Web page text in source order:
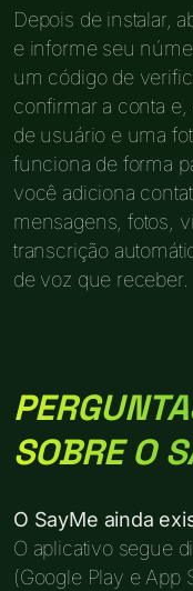
Depois de instalar,
e informe seu
um código de
confirmar a conta
de usuário e uma
funciona de forma
você adiciona
mensagens, fotos,
transcrição
de voz que receber.
SOBRE O
O SayMe ainda
O aplicativo segue
(Google Play e App